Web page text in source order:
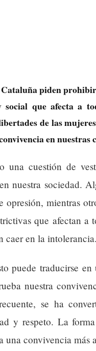
piden
que afecta a
de las
en nuestras
una cuestión de
nuestra sociedad.
opresión, mientras
que afectan
caer en la intolerancia.
puede traducirse
nuestra
se ha
y respeto. La
una convivencia más